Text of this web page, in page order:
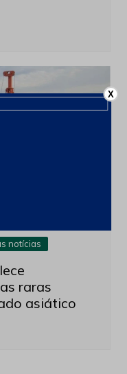
notícias
raras
asiático
X